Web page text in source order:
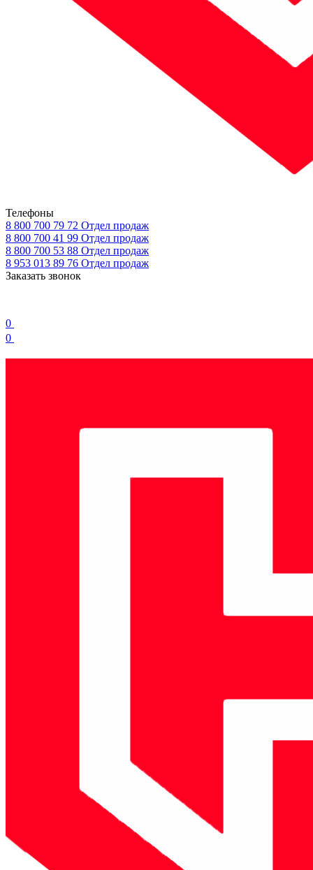
Телефоны
8 800 700 79 72 Отдел продаж
8 800 700 41 99 Отдел продаж
8 800 700 53 88 Отдел продаж
8 953 013 89 76 Отдел продаж
Заказать звонок
0
0